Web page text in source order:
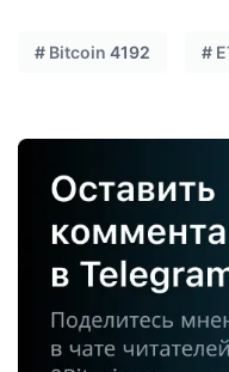
# Bitcoin 4192 #